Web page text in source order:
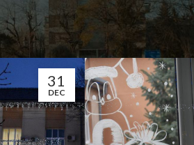
ИЗ ОПШТИНЕ
ОПШТИНСКЕ УПРАВЕ
Општина Ковин
31
DEC